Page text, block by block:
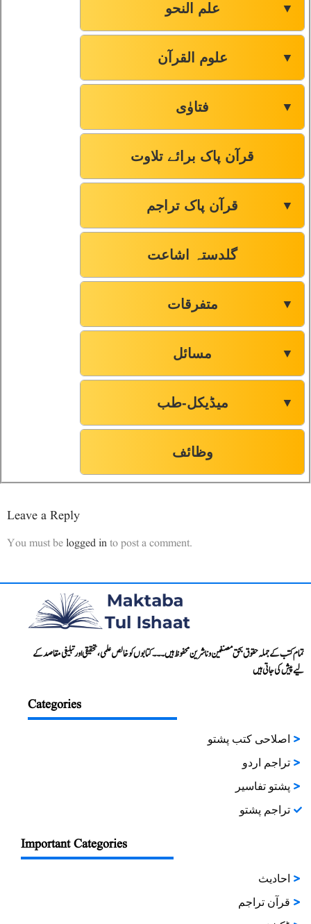
علم النحو ▼
علوم القرآن ▼
فتاوٰی ▼
قرآن پاک برائے تلاوت
قرآن پاک تراجم ▼
گلدستہ اشاعت
متفرقات ▼
مسائل ▼
میڈیکل-طب ▼
وظائف
Leave a Reply
You must belogged into post a comment.
تمام کتب کے جملہ حقوق بحق مصنفین و ناشرین محفوظ ہیں۔۔۔ کتابوں کو خالص علمی، تحقیقی اور تبلیغی مقاصد کے
لیے پیش کی جاتی ہیں
Categories
اصلاحی کتب پشتو
تراجم اردو
پشتو تفاسیر
تراجم پشتو
Important Categories
احادیث
قرآن تراجم